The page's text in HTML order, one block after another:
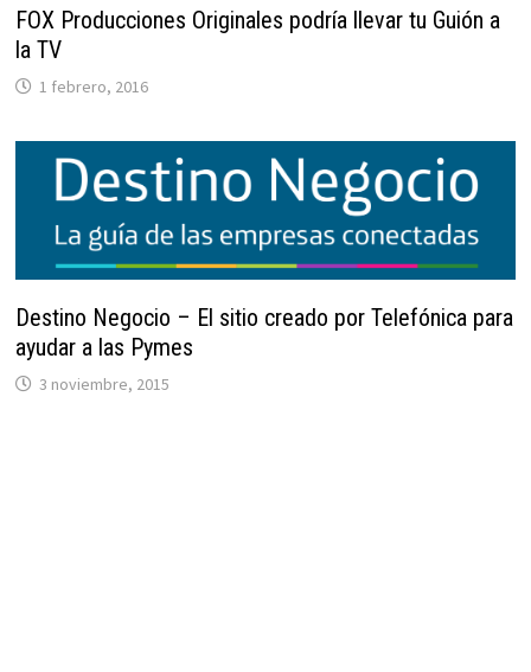
FOX Producciones Originales podría llevar tu Guión a
la TV
1 febrero, 2016
Destino Negocio – El sitio creado por Telefónica para
ayudar a las Pymes
3 noviembre, 2015